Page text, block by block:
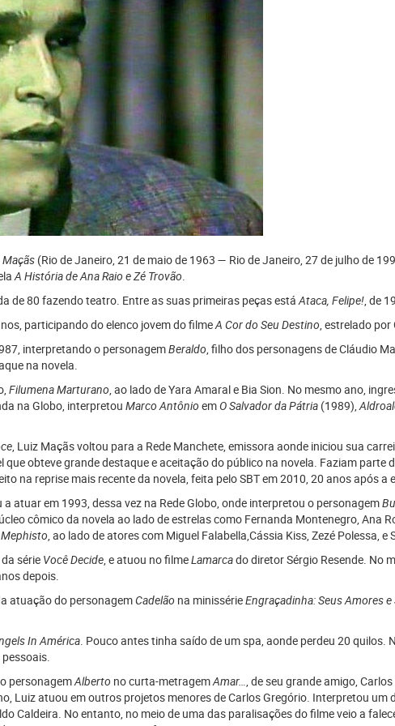
(Rio de Janeiro, 21 de maio de 1963 — Rio de Janeiro, 27 de julho de
A História de Ana Raio e Zé Trovão.
de 80 fazendo teatro. Entre as suas primeiras peças estáAtaca, Felipe!, de
participando do elenco jovem do filmeA Cor do Seu Destino, estrelado por
interpretando o personagemBeraldo, filho dos personagens de Cláudio
na novela.
Filumena Marturano, ao lado de Yara Amaral e Bia Sion. No mesmo ano,
na Globo, interpretou Marco AntônioemO Salvador da Pátria (1989),
, Luiz Maçãs voltou para a Rede Manchete, emissora aonde iniciou sua
que obteve grande destaque e aceitação do público na novela. Faziam parte
na reprise mais recente da novela, feita pelo SBT em 2010, 20 anos após a
atuar em 1993, dessa vez na Rede Globo, onde interpretou o personagem
cômico da novela ao lado de estrelas como Fernanda Montenegro, Ana
Mephisto, ao lado de atores com Miguel Falabella,Cássia Kiss, Zezé Polessa,
série Você Decide, e atuou no filmeLamarcado diretor Sérgio Resende. No
depois.
atuação do personagemCadelão na minissérieEngraçadinha: Seus Amores
In América. Pouco antes tinha saído de um spa, aonde perdeu 20 quilos.
personagemAlberto no curta-metragemAmar…, de seu grande amigo,
Luiz atuou em outros projetos menores de Carlos Gregório. Interpretou
Caldeira. No entanto, no meio de uma das paralisações do filme veio a